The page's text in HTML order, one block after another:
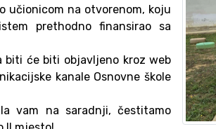
učionicom na otvorenom, koju
prethodno finansirao sa
biti će biti objavljeno kroz web
kanale Osnovne škole
vam na saradnji, čestitamo